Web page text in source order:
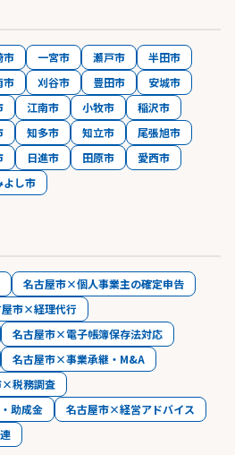
市 一宮市 瀬戸市
半田市
市 刈谷市 豊田市
安城市
江南市 小牧市
稲沢市
知多市 知立市
尾張旭市
日進市 田原市
愛西市
よし市
名古屋市×個人事業主の確定申告
屋市×経理代行
名古屋市×電子帳簿保存法対応
名古屋市×事業承継・M&A
×税務調査
助成金
名古屋市×経営アドバイス